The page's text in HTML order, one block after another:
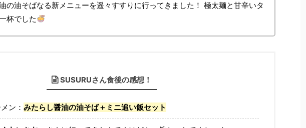
の油そばなる新メニューを遥々すすりに行ってきました！ 極太麺と甘辛いタ
杯でした
SUSURUさん食後の感想！
ン： みたらし醤油の油そば＋ミニ追い飯セット